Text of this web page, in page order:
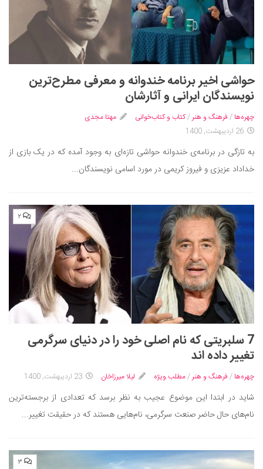
علمی
فناوری‌ها
نجوم و هوا فضا
زمین و محیط زیست
خودرو
سرگرمی
دانستنی‌ها
بازی
طنز
مسابقه
اخبار
حواشی اخیر برنامه خندوانه و معرفی مطرح‌ترین
نویسندگان ایرانی و آثارشان
چهره‌ها / فرهنگ و هنر /کتاب و کتاب‌خوانی
مهتا مجدی
26 اردیبهشت, 1400
به تازگی در برنامه‌ی خندوانه حواشی تازه‌ای به وجود آمده که در یک بازی از
خداداد عزیزی و فیروز کریمی در مورد اسامی نویسندگان...
۲
7 سلبریتی که نام اصلی خود را در دنیای سرگرمی
تغییر داده اند
چهره‌ها / فرهنگ و هنر/مطلب ویژه لیلا میرزاخان 23 اردیبهشت, 1400
شاید در ابتدا این موضوع عجیب به نظر برسد که تعدادی از برجسته‌ترین
نام‌های حال حاضر صنعت سرگرمی، نام‌هایی هستند که در حقیقت تغییر...
۳